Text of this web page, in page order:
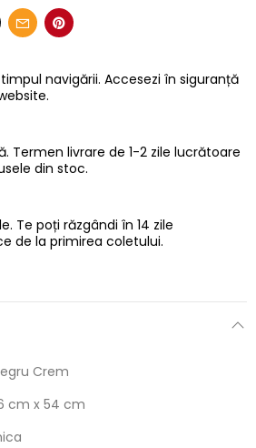
navigării. Accesezi în siguranță
Termen livrare de 1-2 zile lucrătoare
din stoc.
Te poți răzgândi în 14 zile
de la primirea coletului.
Crem
cm x 54 cm